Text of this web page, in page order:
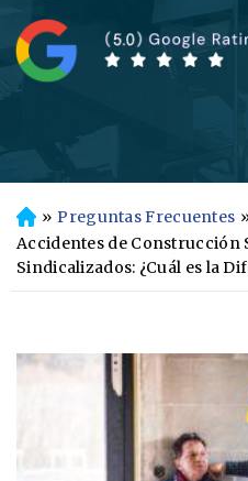
In
ici
o
» Preguntas Frecuentes
Accidentes de Construcción
Sindicalizados: ¿Cuál es la